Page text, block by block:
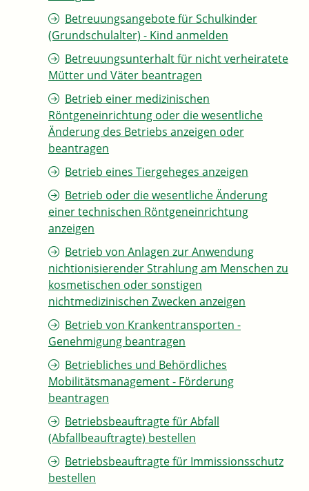
Betreuungsangebote für Schulkinder
(Grundschulalter) - Kind anmelden
Betreuungsunterhalt für nicht verheiratete
Mütter und Väter beantragen
Betrieb einer medizinischen
Röntgeneinrichtung oder die wesentliche
Änderung des Betriebs anzeigen oder
beantragen
Betrieb eines Tiergeheges anzeigen
Betrieb oder die wesentliche Änderung
einer technischen Röntgeneinrichtung
anzeigen
Betrieb von Anlagen zur Anwendung
nichtionisierender Strahlung am Menschen zu
kosmetischen oder sonstigen
nichtmedizinischen Zwecken anzeigen
Betrieb von Krankentransporten -
Genehmigung beantragen
Betriebliches und Behördliches
Mobilitätsmanagement - Förderung
beantragen
Betriebsbeauftragte für Abfall
(Abfallbeauftragte) bestellen
Betriebsbeauftragte für Immissionsschutz
bestellen